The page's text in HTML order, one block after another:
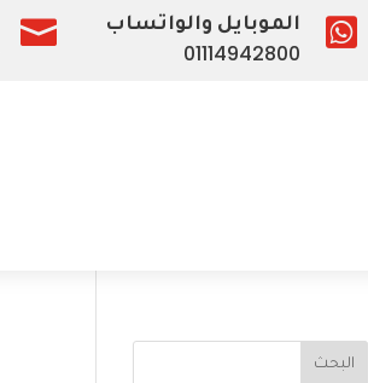
 الموبايل والواتساب
01114942800

البحث